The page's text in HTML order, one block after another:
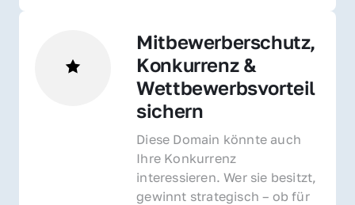
Mitbewerberschutz,
Konkurrenz &
Wettbewerbsvorteil
sichern
Diese Domain könnte auch
Ihre Konkurrenz
interessieren. Wer sie besitzt,
gewinnt strategisch – ob für